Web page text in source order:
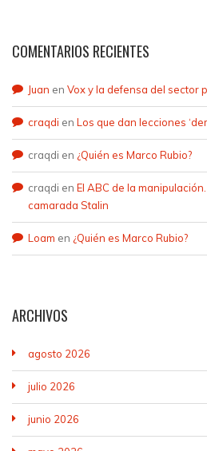
COMENTARIOS RECIENTES
Juan en Vox y la defensa del sector
craqdi en Los que dan lecciones
craqdi en ¿Quién es Marco Rubio?
craqdi en El ABC de la
camarada Stalin
Loam en ¿Quién es Marco Rubio?
ARCHIVOS
agosto 2026
julio 2026
junio 2026